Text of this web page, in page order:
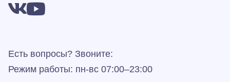
Есть вопросы? Звоните:
Режим работы: пн-вс 07:00–23:00